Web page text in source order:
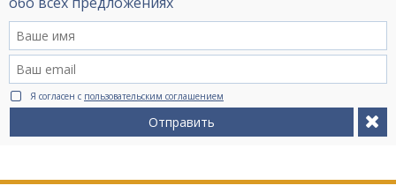
Я согласен с пользовательским соглашением
Отправить